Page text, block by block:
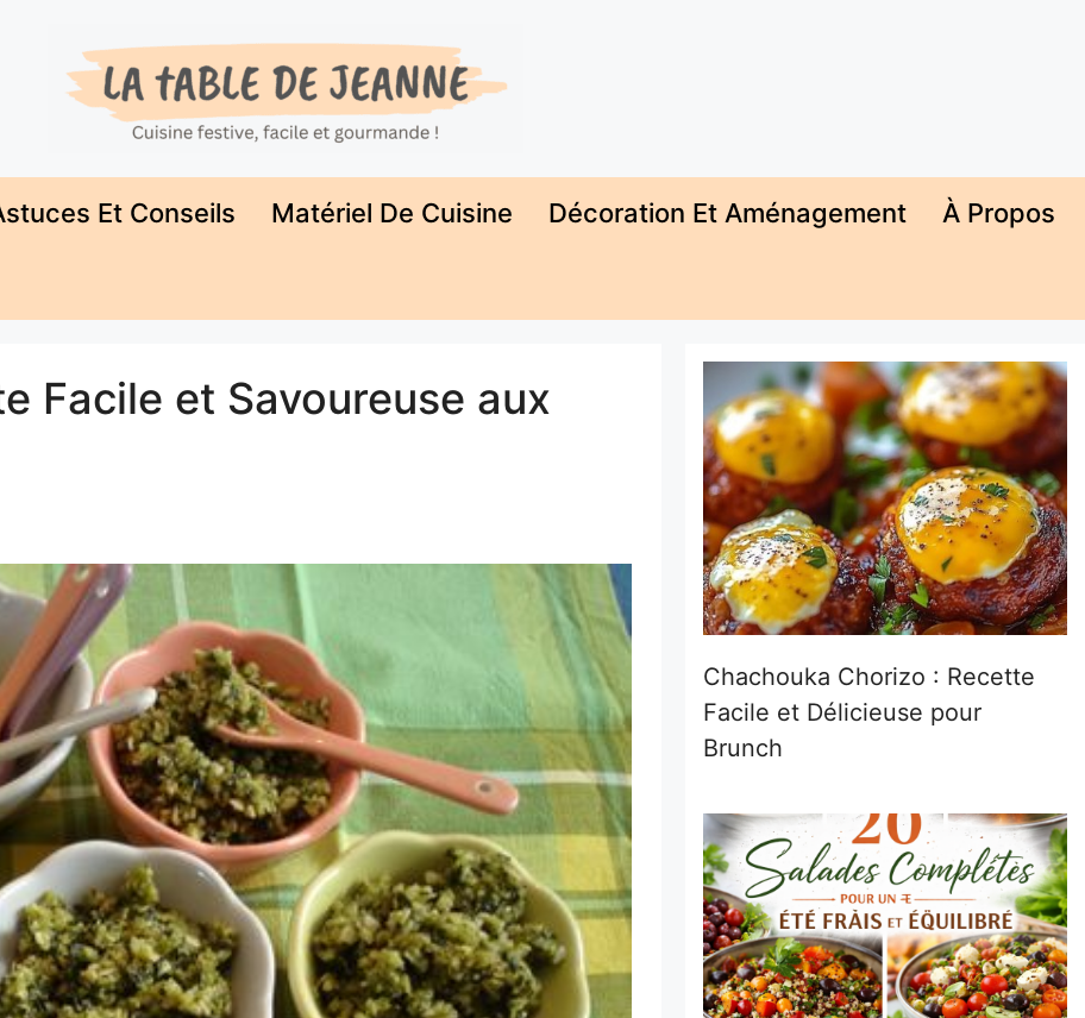
Et Conseils Matériel De Cuisine Décoration Et Aménagement À Propos
Facile et Savoureuse aux
Chachouka Chorizo : Recette
Facile et Délicieuse pour
Brunch